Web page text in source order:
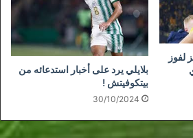
لفوز
بلايلي يرد على أخبار استدعائه من
بيتكوفيتش !
30/10/2024